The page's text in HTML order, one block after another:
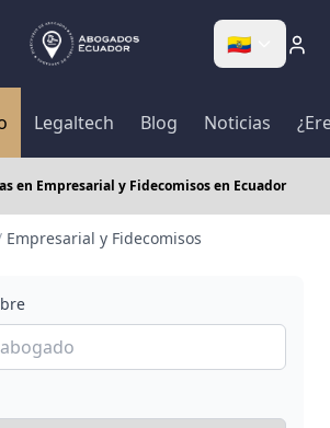
🇪🇨
Legaltech Blog Noticias
en Empresarial y Fidecomisos en Ecuador
Empresarial y Fidecomisos